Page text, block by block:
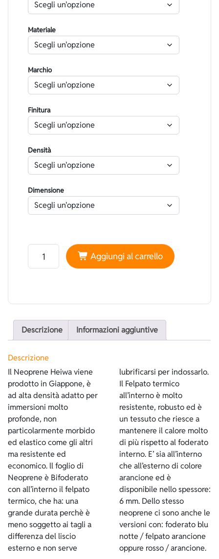
Materiale
Marchio
Finitura
Densità
Dimensione
Neoprene Heiwa Foderato Lycra Arancione - Felpato
Aggiungi al carrello
Descrizione Informazioni aggiuntive
Descrizione
Il Neoprene Heiwa viene
prodotto in Giappone, è
ad alta densità adatto per
immersioni molto
profonde, non
particolarmente morbido
ed elastico come gli altri
ma resistente ed
economico. ll foglio di
Neoprene è Bifoderato
con all’interno il felpato
termico, che ha: una
grande durata perchè è
meno soggetto ai tagli a
differenza del liscio
esterno e non serve
lubrificarsi per indossarlo.
Il Felpato termico
all’interno è molto
resistente, robusto ed è
un tessuto che riesce a
mantenere il calore molto
di più rispetto al foderato
interno. E’ sia all’interno
che all’esterno di colore
arancione ed è
disponibile nello spessore:
6 mm. Dello stesso
neoprene ci sono anche le
versioni con: foderato blu
notte / felpato arancione
oppure rosso / arancione.